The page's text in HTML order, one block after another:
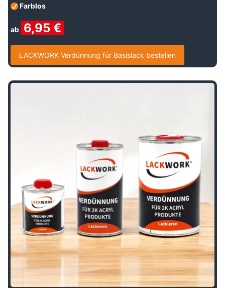
Farblos
ab 6,95 €
LACKWORK Verdünnung für Basislack bestellen